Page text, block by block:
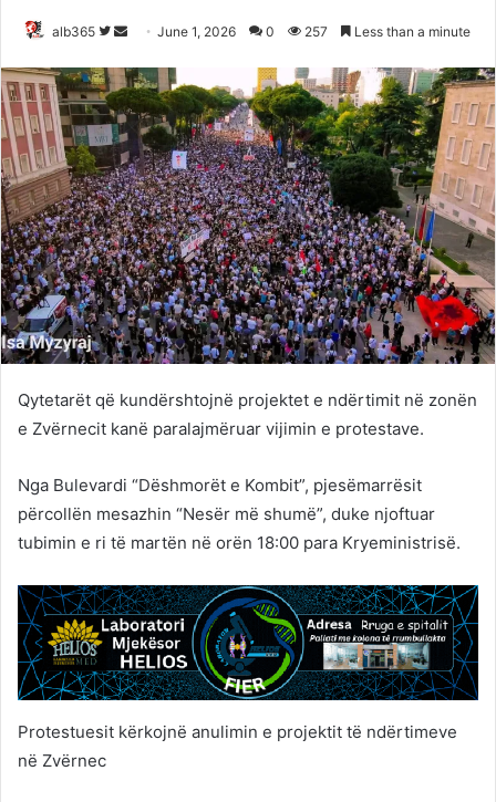
alb365
Follow
Twitter
Send
email
June 1, 2026 0 257 Less than a minute
Qytetarët që kundërshtojnë projektet e ndërtimit në zonën
e Zvërnecit kanë paralajmëruar vijimin e protestave.
Nga Bulevardi “Dëshmorët e Kombit”, pjesëmarrësit
përcollën mesazhin “Nesër më shumë”, duke njoftuar
tubimin e ri të martën në orën 18:00 para Kryeministrisë.
Protestuesit kërkojnë anulimin e projektit të ndërtimeve
në Zvërnec